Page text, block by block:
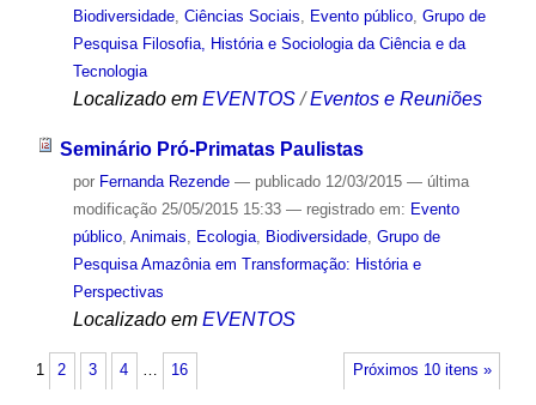
Biodiversidade, Ciências Sociais Evento público, Grupo de
Pesquisa Filosofia, História e Sociologia da Ciência e da
Tecnologia
Localizado em EVENTOS /Eventos e Reuniões
Seminário Pró-Primatas Paulistas
por Fernanda Rezende — publicado12/03/2015 — última
modificação25/05/2015 15:33 — registrado em: Evento
público, Animais, Ecologia, Biodiversidade, Grupo de
Pesquisa Amazônia em Transformação: História e
Perspectivas
Localizado em EVENTOS
Próximos 10 itens »
1 2 3 4 … 16